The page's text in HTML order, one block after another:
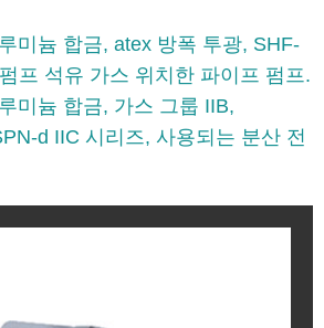
미늄 합금, atex 방폭 투광, SHF-
프 석유 가스 위치한 파이프 펌프.
미늄 합금, 가스 그룹 IIB,
d IIC 시리즈, 사용되는 분산 전